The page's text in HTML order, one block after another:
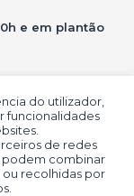
do utilizador,
funcionalidades
de redes
podem combinar
recolhidas por
e em plantão
- MG